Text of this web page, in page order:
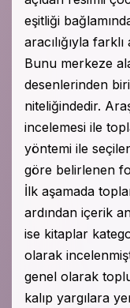
eşitliği
aracılığıyla
Bunu merkeze
desenlerinden
niteliğindedir.
incelemesi ile
yöntemi ile
göre belirlenen
İlk aşamada
ardından içerik
ise kitaplar
olarak
genel olarak
kalıp yargılara